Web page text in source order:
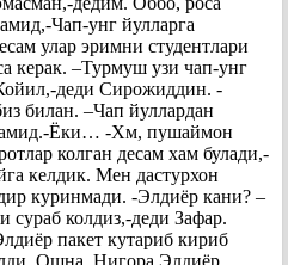
Чап-унг йулларга
улар эримни студентлари
керак. –Турмуш узи чап-унг
деди Сирожиддин. -
билан. –Чап йуллардан
Ёки… -Хм, пушаймон
колган десам хам булади,-
келдик. Мен дастурхон
куринмади. -Элдиёр кани? –
колдиз,-деди Зафар.
пакет кутариб кириб